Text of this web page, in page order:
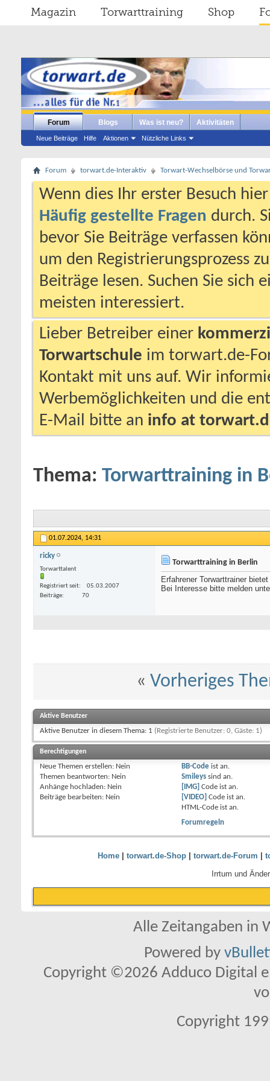
Magazin Torwarttraining Shop
Forum
Neue Beiträge Hilfe Aktionen Nützliche Links
Blogs Was ist neu? Aktivitäten
Forum torwart.de-Interaktiv Torwart-Wechselbörse und
Wenn dies Ihr erster Besuch
Häufig gestellte Fragen durch.
bevor Sie Beiträge verfassen
um den Registrierungsprozess
Beiträge lesen. Suchen Sie sich
meisten interessiert.
Lieber Betreiber einer
Torwartschule im torwart.de-
Kontakt mit uns auf. Wir
Werbemöglichkeiten und die
E-Mail bitte an info at
Thema: Torwarttraining in
01.07.2024, 14:31
ricky
Torwarttalent
Registriert seit
05.03.2007
Beiträge
70
Torwarttraining in Berlin
Erfahrener Torwarttrainer
Bei Interesse bitte melden
« Vorheriges
Aktive Benutzer
Aktive Benutzer in diesem Thema: 1 (Registrierte Benutzer: 0, Gäste: 1)
Berechtigungen
Neue Themen erstellen: Nein
Themen beantworten: Nein
Anhänge hochladen: Nein
Beiträge bearbeiten: Nein
BB-Codeist an.
Smileyssind an.
[IMG] Code ist an.
[VIDEO] Code ist an.
HTML-Code ist an.
Forumregeln
Home| torwart.de-Shop| torwart.de-Forum
Irrtum und
Alle Zeitangaben in
Powered by
Copyright ©2026 Adduco Digital
Copyright